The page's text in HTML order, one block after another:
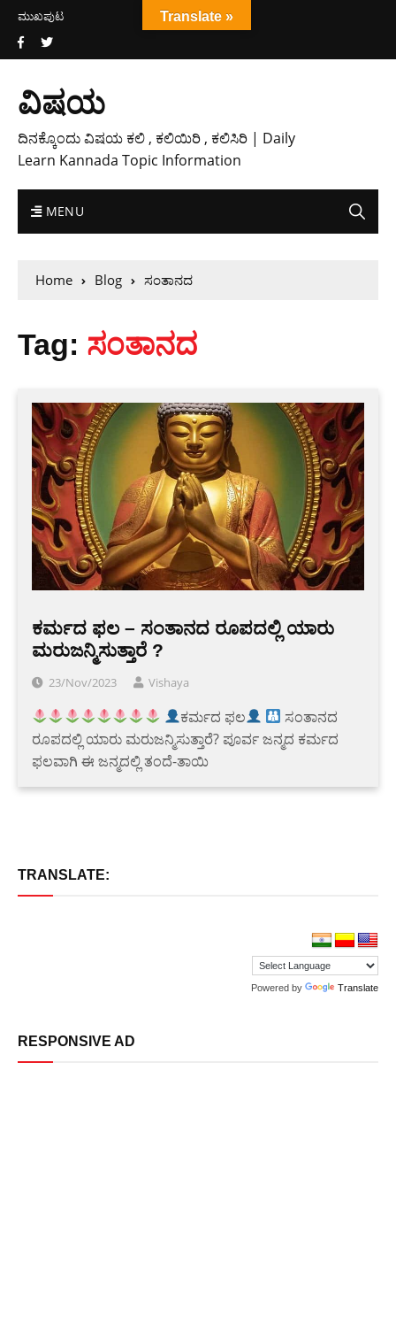
ಮುಖಪುಟ
ವಿಷಯ
ದಿನಕ್ಕೊಂದು ವಿಷಯ ಕಲಿ , ಕಲಿಯಿರಿ , ಕಲಿಸಿರಿ | Daily
Learn Kannada Topic Information
MENU
Home Blog ಸಂತಾನದ
Tag: ಸಂತಾನದ
ಕರ್ಮದ ಫಲ – ಸಂತಾನದ ರೂಪದಲ್ಲಿ ಯಾರು
ಮರುಜನ್ಮಿಸುತ್ತಾರೆ ?
23/Nov/2023 Vishaya
ಕರ್ಮದ ಫಲ
ಸಂತಾನದ
ರೂಪದಲ್ಲಿ ಯಾರು ಮರುಜನ್ಮಿಸುತ್ತಾರೆ? ಪೂರ್ವ ಜನ್ಮದ ಕರ್ಮದ
ಫಲವಾಗಿ ಈ ಜನ್ಮದಲ್ಲಿ ತಂದೆ-ತಾಯಿ
TRANSLATE:
Powered by Translate
RESPONSIVE AD
Translate »